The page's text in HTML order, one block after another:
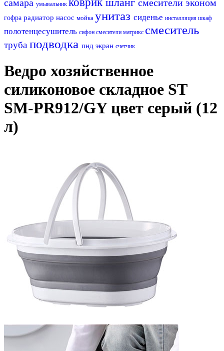
самара умывальник смесители эконом
гофра радиатор насос мойка унитаз сиденье инсталляция шкаф
полотенцесушитель сифон смесители матрикс смеситель
труба подводка пнд экран счетчик
Ведро хозяйственное
силиконовое складное ST
SM-PR912/GY цвет серый (12
л)